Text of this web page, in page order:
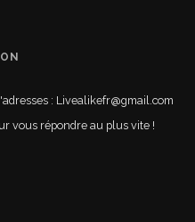
: Livealikefr@gmail.com
vous répondre au plus vite !